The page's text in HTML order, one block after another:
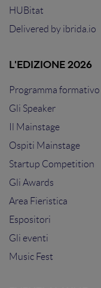
HUBitat
Delivered by ibrida.io
L'EDIZIONE 2026
Programma formativo
Gli Speaker
Il Mainstage
Ospiti Mainstage
Startup Competition
Gli Awards
Area Fieristica
Espositori
Gli eventi
Music Fest